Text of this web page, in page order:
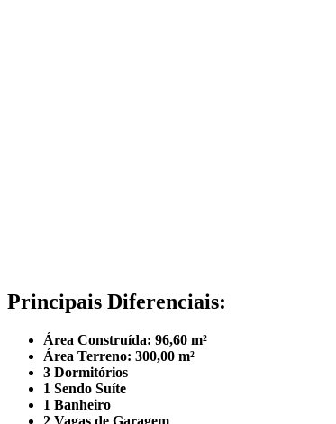
Principais Diferenciais:
Área Construída: 96,60 m²
Área Terreno: 300,00 m²
3 Dormitórios
1 Sendo Suíte
1 Banheiro
2 Vagas de Garagem